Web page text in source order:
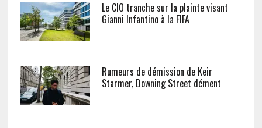
Le CIO tranche sur la plainte visant
Gianni Infantino à la FIFA
Rumeurs de démission de Keir
Starmer, Downing Street dément